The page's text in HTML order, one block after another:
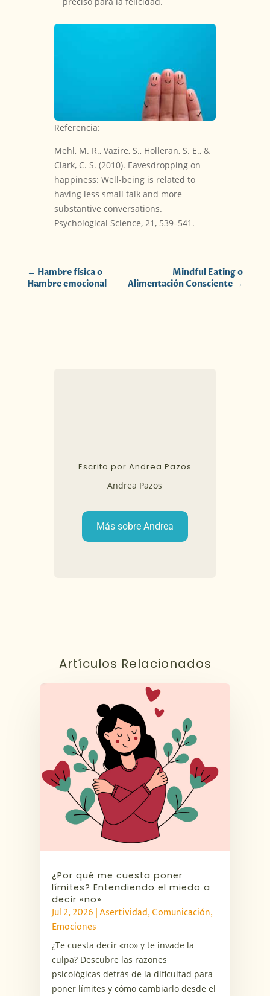
Referencia:
Mehl, M. R., Vazire, S., Holleran, S. E., &
Clark, C. S. (2010). Eavesdropping on
happiness: Well-being is related to
having less small talk and more
substantive conversations.
Psychological Science, 21, 539–541.
← Hambre física o
Hambre emocional
Mindful Eating o
Alimentación Consciente →
Escrito por Andrea Pazos
Andrea Pazos
Más sobre Andrea
Artículos Relacionados
¿Por qué me cuesta poner
límites? Entendiendo el miedo a
decir «no»
Jul 2, 2026 |Asertividad, Comunicación,
Emociones
¿Te cuesta decir «no» y te invade la
culpa? Descubre las razones
psicológicas detrás de la dificultad para
poner límites y cómo cambiarlo desde el